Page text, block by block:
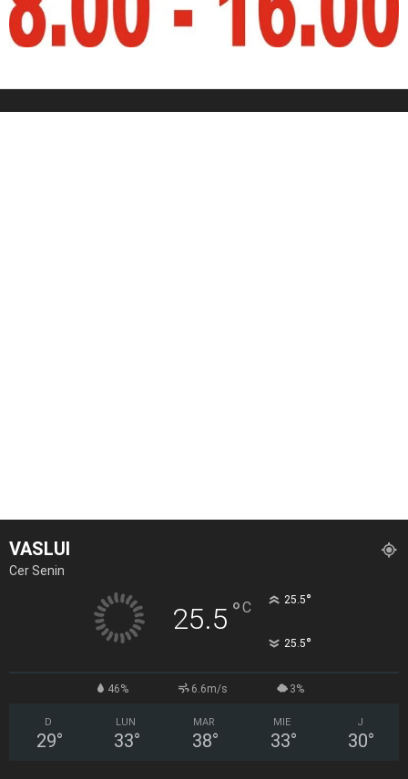
VASLUI
Cer Senin
25.5 °C 25.5°
25.5°
46% 6.6m/s 3%
D
29°
LUN
33°
MAR
38°
MIE
33°
J
30°